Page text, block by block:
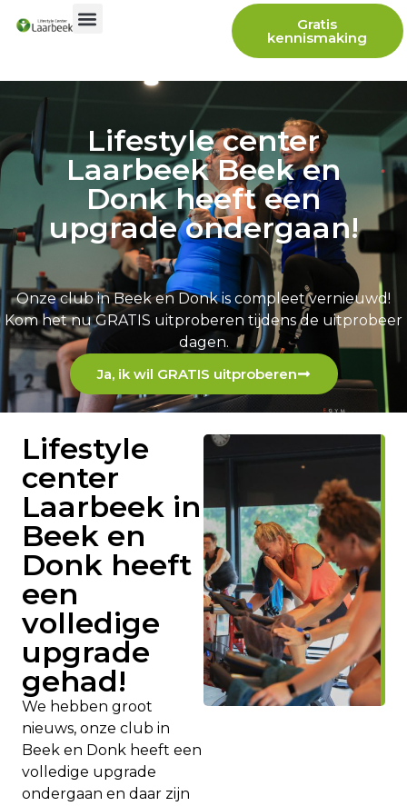
Gratis
kennismaking
Lifestyle center
Laarbeek Beek en
Donk heeft een
upgrade ondergaan!
Onze club in Beek en Donk is compleet vernieuwd!
Kom het nu GRATIS uitproberen tijdens de uitprobeer
dagen.
Ja, ik wil GRATIS uitproberen
Lifestyle
center
Laarbeek in
Beek en
Donk heeft
een
volledige
upgrade
gehad!
We hebben groot
nieuws, onze club in
Beek en Donk heeft een
volledige upgrade
ondergaan en daar zijn